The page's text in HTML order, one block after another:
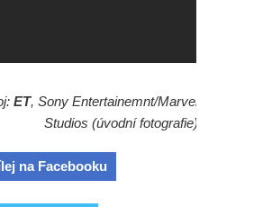
ET, Sony Entertainemnt/Marvel
Studios (úvodní fotografie)
na Facebooku